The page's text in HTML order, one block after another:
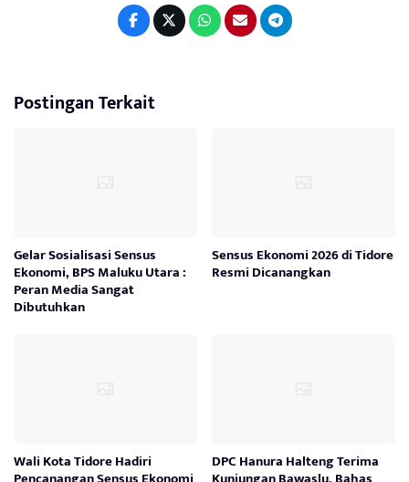
Postingan Terkait
Gelar Sosialisasi Sensus
Ekonomi, BPS Maluku Utara :
Peran Media Sangat
Dibutuhkan
Sensus Ekonomi 2026 di Tidore
Resmi Dicanangkan
Wali Kota Tidore Hadiri DPC Hanura Halteng Terima